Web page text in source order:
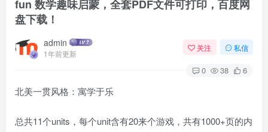
fun 数学趣味启蒙，全套PDF文件可打印，百度网
盘下载！
admin
1年前更新
关注 私信
0 38 6
北美一贯风格：寓学于乐
总共11个units，每个unit含有20来个游戏，共有1000+页的内